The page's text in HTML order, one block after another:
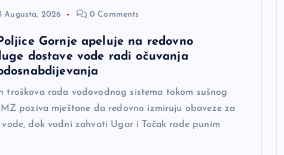
Augusta, 2026 0 Comments
Gornje apeluje na redovno
dostave vode radi očuvanja
troškova rada vodovodnog sistema tokom sušnog
poziva mještane da redovno izmiruju obaveze za
dok vodni zahvati Ugar i Točak rade punim